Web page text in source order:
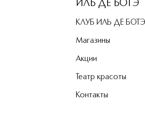
ИЛЬ ДЕ БОТЭ
КЛУБ ИЛЬ ДЕ БОТЭ
Магазины
Акции
Театр красоты
Контакты